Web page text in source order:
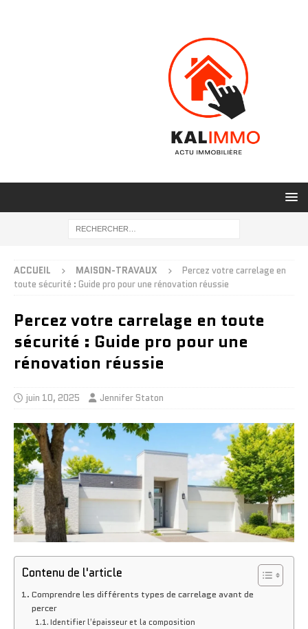
ACCUEIL MAISON-TRAVAUX
Percez votre carrelage en
toute sécurité : Guide pro pour une rénovation réussie
Percez votre carrelage en toute
sécurité : Guide pro pour une
rénovation réussie
juin 10, 2025 Jennifer Staton
Contenu de l'article
Comprendre les différents types de carrelage avant de
percer
Identifier l’épaisseur et la composition